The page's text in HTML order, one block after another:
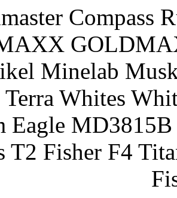
Compass
Minelab
Whites
Eagle
T2 Fisher F4